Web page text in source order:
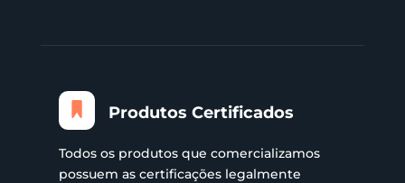
Produtos Certificados
Todos os produtos que comercializamos
possuem as certificações legalmente